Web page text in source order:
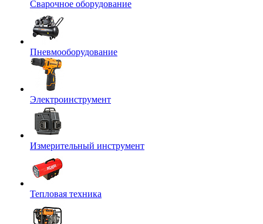
Сварочное оборудование
Пневмооборудование
Электроинструмент
Измерительный инструмент
Тепловая техника